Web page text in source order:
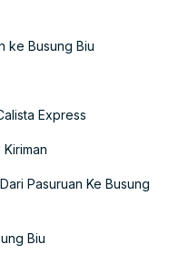
ke Busung Biu
Express
Pasuruan Ke Busung
Biu